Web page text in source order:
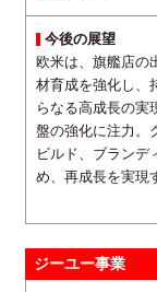
今後の展望
欧米は、旗艦店の
材育成を強化し、
らなる高成長の実
盤の強化に注力。
ビルド、ブランデ
め、再成長を実現
ジーユー事業